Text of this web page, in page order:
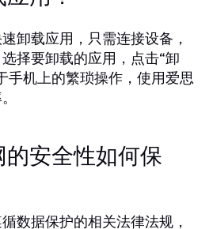
卸载应用，只需连接设备，
择要卸载的应用，点击“卸
手机上的繁琐操作，使用爱思
的安全性如何保
数据保护的相关法律法规，